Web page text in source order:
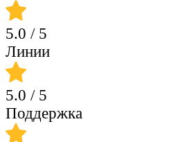
5.0 / 5
Линии
5.0 / 5
Поддержка